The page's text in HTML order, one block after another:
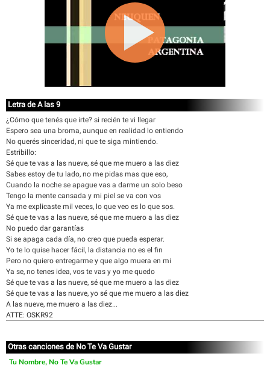
Letra de A las 9
¿Cómo que tenés que irte? si recién te vi llegar
Espero sea una broma, aunque en realidad lo entiendo
No querés sinceridad, ni que te siga mintiendo.
Estribillo:
Sé que te vas a las nueve, sé que me muero a las diez
Sabes estoy de tu lado, no me pidas mas que eso,
Cuando la noche se apague vas a darme un solo beso
Tengo la mente cansada y mi piel se va con vos
Ya me explicaste mil veces, lo que veo es lo que sos.
Sé que te vas a las nueve, sé que me muero a las diez
No puedo dar garantías
Si se apaga cada día, no creo que pueda esperar.
Yo te lo quise hacer fácil, la distancia no es el fin
Pero no quiero entregarme y que algo muera en mi
Ya se, no tenes idea, vos te vas y yo me quedo
Sé que te vas a las nueve, sé que me muero a las diez
Sé que te vas a las nueve, yo sé que me muero a las diez
A las nueve, me muero a las diez...
ATTE: OSKR92
Otras canciones de No Te Va Gustar
Tu Nombre, No Te Va Gustar